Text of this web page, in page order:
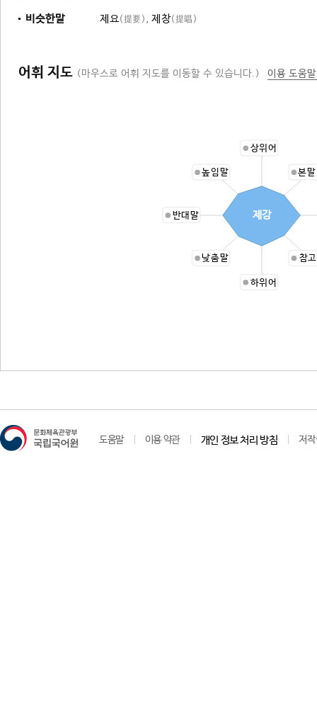
비슷한말 제요(提要) , 제창(提唱)
어휘 지도 (마우스로 어휘 지도를 이동할 수 있습니다.) 이용 도움
상위어
본
참
하위어
낮춤말
반대말
높임말
제강
도움말 이용 약관 개인 정보 처리 방침 저